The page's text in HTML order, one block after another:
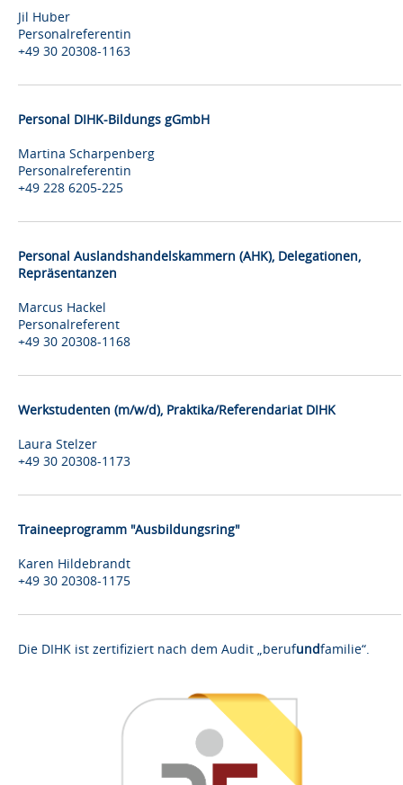
Jil Huber
Personalreferentin
+49 30 20308-1163
Personal DIHK-Bildungs gGmbH
Martina Scharpenberg
Personalreferentin
+49 228 6205-225
Personal Auslandshandelskammern (AHK), Delegationen,
Repräsentanzen
Marcus Hackel
Personalreferent
+49 30 20308-1168
Werkstudenten (m/w/d), Praktika/Referendariat DIHK
Laura Stelzer
+49 30 20308-1173
Traineeprogramm "Ausbildungsring"
Karen Hildebrandt
+49 30 20308-1175
Die DIHK ist zertifiziert nach dem Audit „berufundfamilie“.